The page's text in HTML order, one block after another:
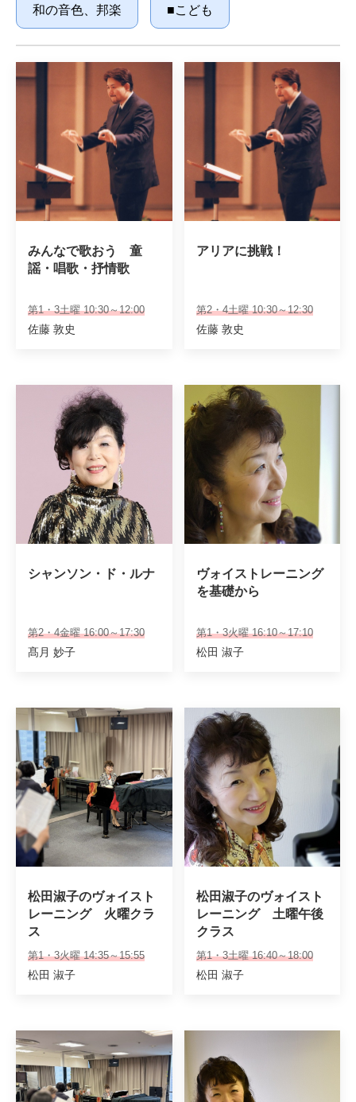
和の音色、邦楽 ■こども
みんなで歌おう　童
謡・唱歌・抒情歌
第1・3土曜 10:30～12:00
佐藤 敦史
アリアに挑戦！
第2・4土曜 10:30～12:30
佐藤 敦史
シャンソン・ド・ルナ
第2・4金曜 16:00～17:30
髙月 妙子
ヴォイストレーニング
を基礎から
第1・3火曜 16:10～17:10
松田 淑子
松田淑子のヴォイスト
レーニング　火曜クラ
ス
第1・3火曜 14:35～15:55
松田 淑子
松田淑子のヴォイスト
レーニング　土曜午後
クラス
第1・3土曜 16:40～18:00
松田 淑子